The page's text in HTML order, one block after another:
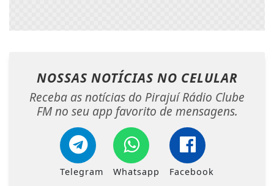
NOSSAS NOTÍCIAS NO CELULAR
Receba as notícias do Pirajuí Rádio Clube
FM no seu app favorito de mensagens.
Telegram Whatsapp Facebook